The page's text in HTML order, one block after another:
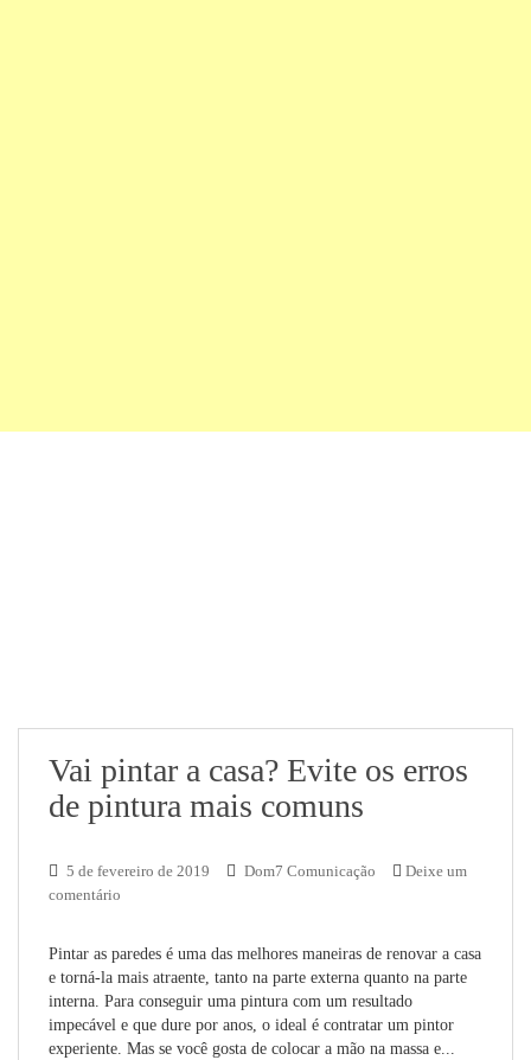
Vai pintar a casa? Evite os erros
de pintura mais comuns
5 de fevereiro de 2019 Dom7 Comunicação
Deixe um
comentário
Pintar as paredes é uma das melhores maneiras de renovar a casa
e torná-la mais atraente, tanto na parte externa quanto na parte
interna. Para conseguir uma pintura com um resultado
impecável e que dure por anos, o ideal é contratar um pintor
experiente. Mas se você gosta de colocar a mão na massa e...